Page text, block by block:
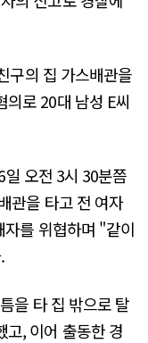
구의 집 가스배관을
의로 20대 남성 E씨
오전 3시 30분쯤
관을 타고 전 여자
자를 위협하며 "같이
을 타 집 밖으로 탈
고, 이어 출동한 경